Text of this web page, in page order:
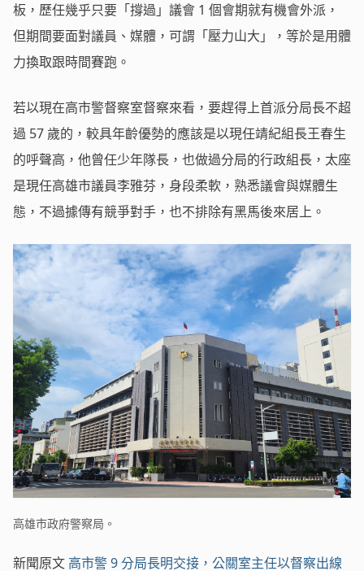
板，歷任幾乎只要「撐過」議會 1 個會期就有機會外派，
但期間要面對議員、媒體，可謂「壓力山大」，等於是用體
力換取跟時間賽跑。
若以現在高市警督察室督察來看，要趕得上首派分局長不超
過 57 歲的，較具年齡優勢的應該是以現任靖紀組長王春生
的呼聲高，他曾任少年隊長，也做過分局的行政組長，太座
是現任高雄市議員李雅芬，身段柔軟，熟悉議會與媒體生
態，不過據傳有競爭對手，也不排除有黑馬後來居上。
高雄市政府警察局。
新聞原文 高市警 9 分局長明交接，公關室主任以督察出線